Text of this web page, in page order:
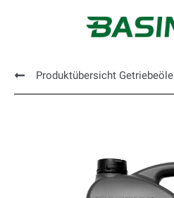
Produktübersicht Getriebeöle